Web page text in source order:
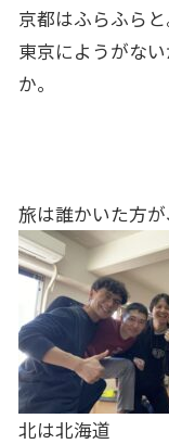
京都はふらふらと
東京にようがな
か。
旅は誰かいた方
北は北海道